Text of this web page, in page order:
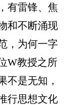
有雷锋、焦
和不断涌现
，为何一字
W教授之所
不是无知，
行思想文化